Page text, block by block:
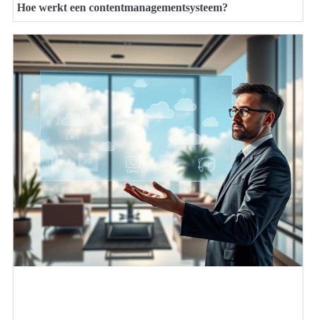
Hoe werkt een contentmanagementsysteem?